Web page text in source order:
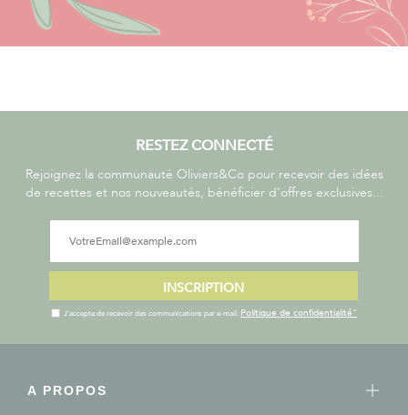
RESTEZ CONNECTÉ
Rejoignez la communauté Oliviers&Co pour recevoir des idées
de recettes et nos nouveautés, bénéficier d'offres exclusives...
INSCRIPTION
J'accepte de recevoir des communications par e-mail. Politique de confidentialité"
A PROPOS